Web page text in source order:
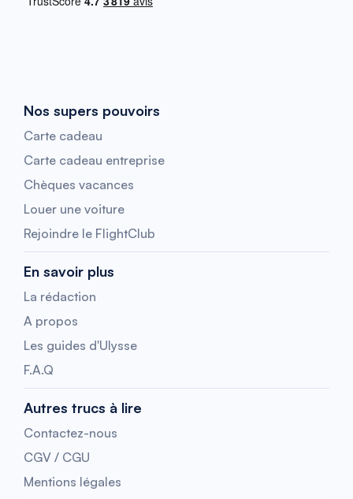
Nos supers pouvoirs
Carte cadeau
Carte cadeau entreprise
Chèques vacances
Louer une voiture
Rejoindre le FlightClub
En savoir plus
La rédaction
A propos
Les guides d'Ulysse
F.A.Q
Autres trucs à lire
Contactez-nous
CGV / CGU
Mentions légales